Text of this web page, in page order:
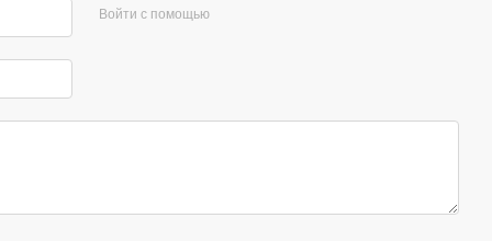
Войти с помощью